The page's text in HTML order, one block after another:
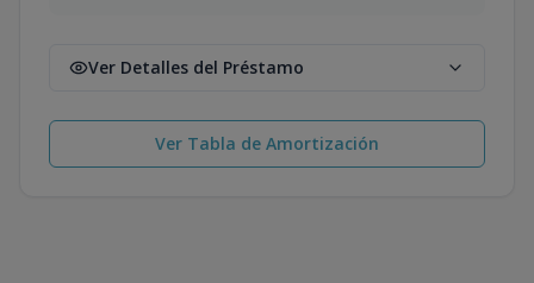
Ver Detalles del Préstamo
Ver Tabla de Amortización